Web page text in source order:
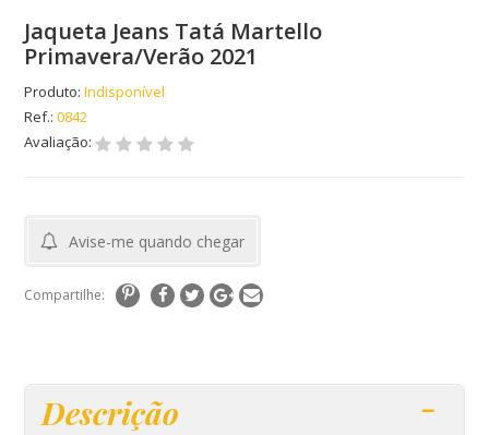
Jaqueta Jeans Tatá Martello
Primavera/Verão 2021
Produto: Indisponível
Ref.:0842
Avaliação:
Avise-me quando chegar
Compartilhe:
Descrição